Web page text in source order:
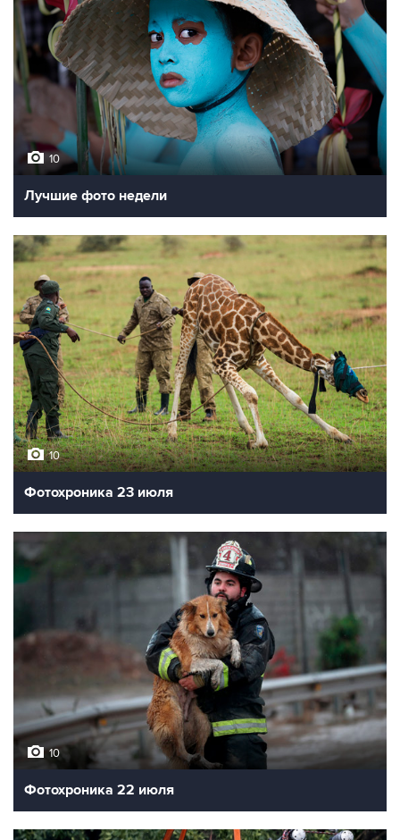
10
Лучшие фото недели
10
Фотохроника 23 июля
10
Фотохроника 22 июля